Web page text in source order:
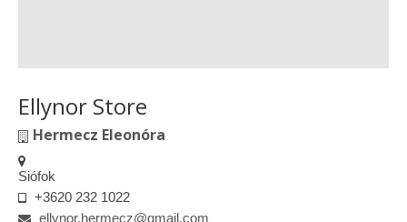
Ellynor Store
Hermecz Eleonóra
Siófok
+3620 232 1022
ellynor.hermecz@gmail.com